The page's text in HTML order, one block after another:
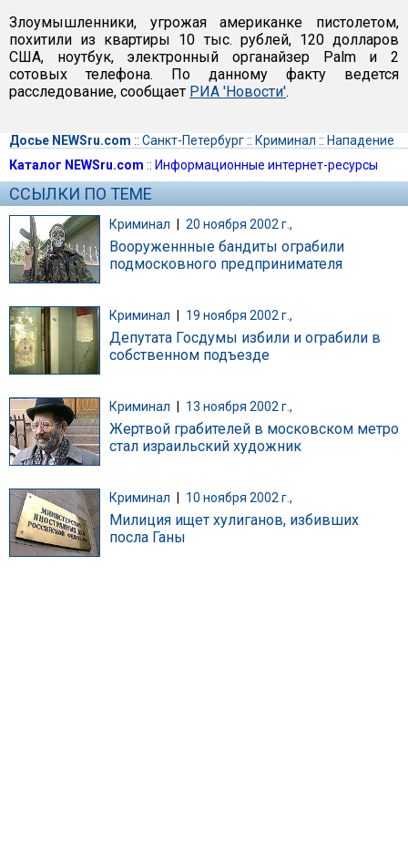
Злоумышленники, угрожая американке пистолетом,
похитили из квартиры 10 тыс. рублей, 120 долларов
США, ноутбук, электронный органайзер Palm и 2
сотовых телефона. По данному факту ведется
расследование, сообщает РИА 'Новости'.
Досье NEWSru.com :: Санкт-Петербург:: Криминал :: Нападение
Каталог NEWSru.com :: Информационные интернет-ресурсы
ССЫЛКИ ПО ТЕМЕ
Криминал | 20 ноября 2002 г.,
Вооруженнные бандиты ограбили
подмосковного предпринимателя
Криминал 19 ноября 2002 г.,
Депутата Госдумы избили и ограбили в
собственном подъезде
Криминал 13 ноября 2002 г.,
Жертвой грабителей в московском метро
стал израильский художник
Криминал 10 ноября 2002 г.,
Милиция ищет хулиганов, избивших
посла Ганы